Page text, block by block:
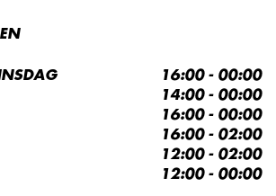
16:00 - 00:00
14:00 - 00:00
16:00 - 00:00
16:00 - 02:00
12:00 - 02:00
12:00 - 00:00